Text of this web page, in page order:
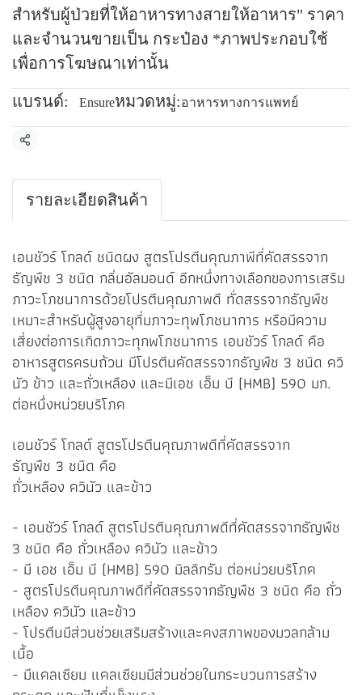
สำหรับผู้ป่วยที่ให้อาหารทางสายให้อาหาร" ราคา
และจำนวนขายเป็น กระป๋อง *ภาพประกอบใช้
เพื่อการโฆษณาเท่านั้น
แบรนด์: Ensureหมวดหมู่:อาหารทางการแพทย์
แชร์
รายละเอียดสินค้า
เอนชัวร์ โกลด์ ชนิดผง สูตรโปรตีนคุณภาพีที่คัดสรรจาก
ธัญพืช 3 ชนิด กลิ่นอัลมอนด์ อีกหนึ่งทางเลือกของการเสริม
ภาวะโภชนาการด้วยโปรตีนคุณภาพดี ทั่ดสรรจากธัญพืช
เหมาะสำหรับผู้สูงอายุที่มภาวะทุพโภชนาการ หรือมีความ
เสี่ยงต่อการเกิดภาวะทุกพโภชนาการ เอนชัวร์ โกลด์ คือ
อาหารสูตรครบถ้วน มีโปรตีนคัดสรรจากธัญพืช 3 ชนิด ควิ
นัว ข้าว และถั่วเหลือง และมีเอช เอ็ม บี (HMB) 590 มก.
ต่อหนึ่งหน่วยบริโภค
เอนชัวร์ โกลด์ สูตรโปรตีนคุณภาพดีที่คัดสรรจาก
ธัญพืช 3 ชนิด คือ
ถั่วเหลือง ควินัว และข้าว
- เอนชัวร์ โกลด์ สูตรโปรตีนคุณภาพดีที่คัดสรรจากธัญพืช
3 ชนิด คือ ถั่วเหลือง ควินัว และข้าว
- มี เอช เอ็ม บี (HMB) 590 มิลลิกรัม ต่อหน่วยบริโภค
- สูตรโปรตีนคุณภาพดีที่คัดสรรจากธัญพืช 3 ชนิด คือ ถั่ว
เหลือง ควินัว และข้าว
- โปรตีนมีส่วนช่วยเสริมสร้างและคงสภาพของมวลกล้าม
เนื้อ
- มีแคลเซียม แคลเซียมมีส่วนช่วยในกระบวนการสร้าง